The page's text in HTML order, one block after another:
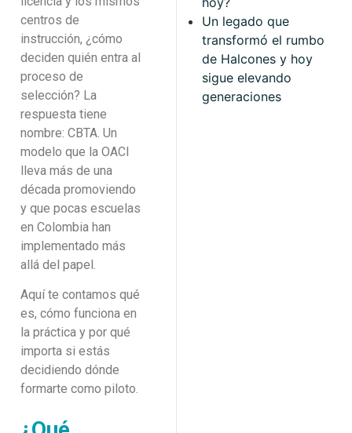
centros de
instrucción, ¿cómo
deciden quién entra al
proceso de
selección? La
respuesta tiene
nombre: CBTA. Un
modelo que la OACI
lleva más de una
década promoviendo
y que pocas escuelas
en Colombia han
implementado más
allá del papel.
Aquí te contamos qué
es, cómo funciona en
la práctica y por qué
importa si estás
decidiendo dónde
formarte como piloto.
Un legado que
transformó el rumbo
de Halcones y hoy
sigue elevando
generaciones